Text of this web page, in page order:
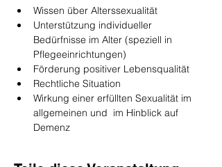
Wissen über Alterssexualität
Unterstützung individueller
Bedürfnisse im Alter (speziell in
Pflegeeinrichtungen)
Förderung positiver Lebensqualität
Rechtliche Situation
Wirkung einer erfüllten Sexualität im
allgemeinen und  im Hinblick auf
Demenz